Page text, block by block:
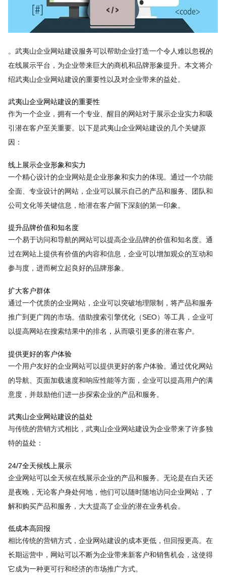
。武夷山企业网站建设服务可以帮助企业打造一个令人难以忽视的
在线展示平台，为企业带来巨大的商机和品牌形象提升。本文将介
绍武夷山企业网站建设的重要性以及对企业带来的益处。
武夷山企业网站建设的重要性
作为一个企业，拥有一个专业、醒目的网站对于展示企业实力和吸
引潜在客户至关重要。以下是武夷山企业网站建设的几个关键原
因：
线上展示企业形象和实力
一个精心设计的企业网站是企业形象和实力的体现。通过一个功能
全面、专业设计的网站，企业可以展示自己的产品和服务、团队和
公司文化等关键信息，给潜在客户留下深刻的第一印象。
提升品牌价值和知名度
一个易于访问和导航的网站可以提高企业品牌的价值和知名度。通
过在网站上提供有价值的内容和信息，企业可以增加观众的互动和
参与度，进而树立起良好的品牌形象。
扩大客户群体
通过一个优质的企业网站，企业可以突破地理限制，将产品和服务
推广到更广阔的市场。借助搜索引擎优化（SEO）等工具，企业可
以提高网站在搜索结果中的排名，从而吸引更多的潜在客户。
提供更好的客户体验
一个用户友好的企业网站可以提供更好的客户体验。通过优化网站
的导航、页面加载速度和响应性能等方面，企业可以提高用户的满
意度，并鼓励他们进一步探索企业的产品和服务。
武夷山企业网站建设的益处
与传统的营销方式相比，武夷山企业网站建设为企业带来了许多独
特的益处：
24/7全天候线上展示
企业网站可以全天候在线展示企业的产品和服务。无论是在白天还
是夜晚，无论客户身处何地，他们可以随时随地访问企业网站，了
解和购买产品和服务，大大提高了企业的潜在业务机会。
低成本高回报
相比传统的营销方式，企业网站建设的成本更低，但回报更高。在
长期运营中，网站可以不断为企业带来新客户和销售机会，这使得
它成为一种更可行和经济的市场推广方式。